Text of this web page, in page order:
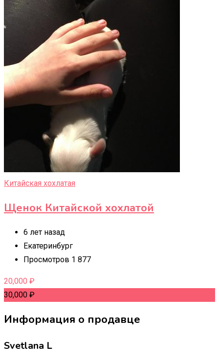
Китайская хохлатая
Щенок Китайской хохлатой
6 лет назад
Екатеринбург
Просмотров 1 877
20,000 ₽
30,000 ₽
Информация о продавце
Svetlana L